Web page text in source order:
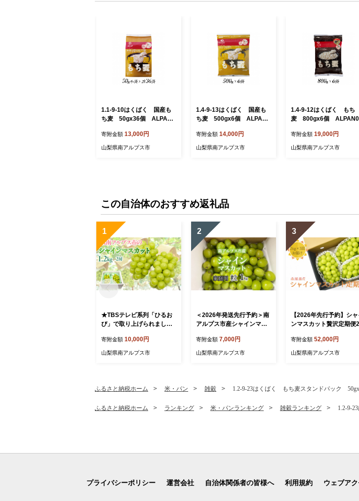
1.1-9-10はくばく 国産も
ち麦 50gx36個 ALPAN0
寄附金額 13,000円
山梨県南アルプス市
1.4-9-13はくばく 国産も
ち麦 500gx6個 ALPAN0
寄附金額 14,000円
山梨県南アルプス市
1.4-9-12はくばく もち
麦 800gx6個
寄附金額 19,000円
山梨県南アルプス市
この自治体のおすすめ返礼品
1
★TBSテレビ系列「ひるお
び」で取り上げられまし
約＞絶品！南アルプス市産
シャインマスカット1.2kg A
だもの 果物 高級 新鮮 産地
キロ 2026年 JA JA南アル
プス市 南アルプス |
寄附金額 10,000円
山梨県南アルプス市
2
＜2026年発送先行予約＞南
アルプス市産シャインマス
ール便発送 ALPAG012
寄附金額 7,000円
山梨県南アルプス市
3
【2026年先行予約】シャ
ンマスカット贅沢定期便
寄附金額 52,000円
山梨県南アルプス市
ふるさと納税ホーム 米・パン 雑穀 1.2-9-23はくばく もち麦スタンドパック
ふるさと納税ホーム ランキング 米・パンランキング 雑穀ランキング 1.2-9-
プライバシーポリシー 運営会社 自治体関係者の皆様へ 利用規約 ウェブア